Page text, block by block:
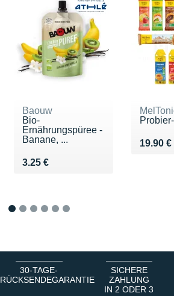
Baouw
Bio-
Ernährungspüree -
Banane, ...
3.25 €
Vendu 3.25 €
19.90 €
Vendu
30-TAGE-
RÜCKSENDEGARANTIE
SICHERE
ZAHLUNG
IN 2 ODER 3